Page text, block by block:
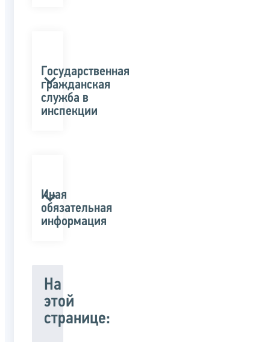
Государственная
гражданская
служба в
инспекции
Иная
обязательная
информация
На
этой
странице: